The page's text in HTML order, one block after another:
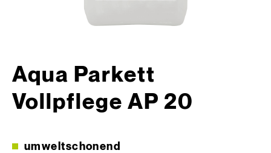
Aqua Parkett
Vollpflege AP 20
umweltschonend